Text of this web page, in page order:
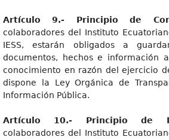
Artículo 9.- Principio de
colaboradores del Instituto
IESS, estarán obligados a
documentos, hechos e información
conocimiento en razón del ejercicio
dispone la Ley Orgánica de
Información Pública.
Artículo 10.- Principio de
colaboradores del Instituto